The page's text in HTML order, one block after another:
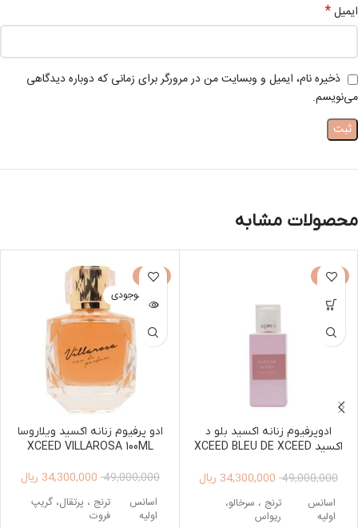
ایمیل*
ذخیره نام، ایمیل و وبسایت من در مرورگر برای زمانی که دوباره دیدگاهی
می‌نویسم.
محصولات مشابه
-30%
ادوپرفیوم زنانه اکسید بلو د
اکسید XCEED BLEU DE XCEED
49,000,000
34,300,000 ریال
اسانس
اولیه
ترنج ، سرخالو،
ریواس
-30%
اتمام موجودی
ادو پرفیوم زنانه اکسید ویلاروسا
XCEED VILLAROSA 100ML
49,000,000
34,300,000 ریال
اسانس
اولیه
ترنج ، پرتقال، گریپ
فروت